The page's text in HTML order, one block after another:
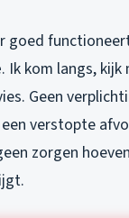
goed
. Ik kom langs,
Geen
verstopte
zorgen